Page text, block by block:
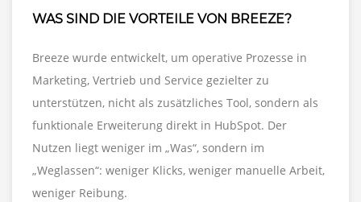
WAS SIND DIE VORTEILE VON BREEZE?
Breeze wurde entwickelt, um operative Prozesse in
Marketing, Vertrieb und Service gezielter zu
unterstützen, nicht als zusätzliches Tool, sondern als
funktionale Erweiterung direkt in HubSpot. Der
Nutzen liegt weniger im „Was“, sondern im
„Weglassen“: weniger Klicks, weniger manuelle Arbeit,
weniger Reibung.